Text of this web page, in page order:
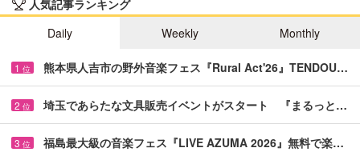
人気記事ランキング
Daily
Weekly Monthly
1 位 熊本県人吉市の野外音楽フェス『Rural Act'26』TENDOU…
2 位 埼玉であらたな文具販売イベントがスタート 『まるっと…
3 位 福島最大級の音楽フェス『LIVE AZUMA 2026』無料で楽…